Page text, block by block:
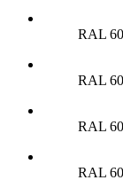
RAL
RAL
RAL
RAL